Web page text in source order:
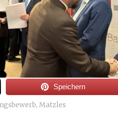
Speichern
, Matzles